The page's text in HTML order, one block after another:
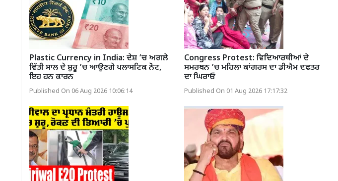
Plastic Currency in India: ਦੇਸ਼ ’ਚ ਅਗਲੇ
ਵਿੱਤੀ ਸਾਲ ਦੇ ਸ਼ੁਰੂ ’ਚ ਆਉਣਗੇ ਪਲਾਸਟਿਕ ਨੋਟ,
ਇਹ ਹਨ ਕਾਰਨ
Published On 06 Aug 2026 10:06:14
Congress Protest: ਵਿਦਿਆਰਥੀਆਂ ਦੇ
ਸਮਰਥਨ ’ਚ ਮਹਿਲਾ ਕਾਂਗਰਸ ਦਾ ਡੀਐਮ ਦਫਤਰ
ਦਾ ਘਿਰਾਓ
Published On 01 Aug 2026 17:17:32